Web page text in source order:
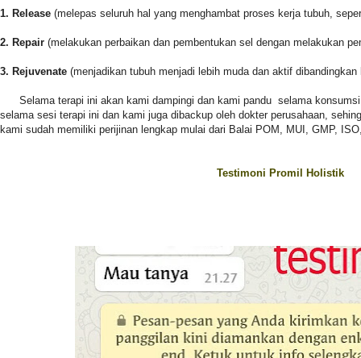
1. Release (melepas seluruh hal yang menghambat proses kerja tubuh,
2. Repair (melakukan perbaikan dan pembentukan sel dengan melakukan
3. Rejuvenate (menjadikan tubuh menjadi lebih muda dan aktif
Selama terapi ini akan kami dampingi dan kami pandu selama konsumsi
selama sesi terapi ini dan kami juga dibackup oleh dokter perusahaan,
kami sudah memiliki perijinan lengkap mulai dari Balai POM, MUI, GMP,
Testimoni Promil Holistik